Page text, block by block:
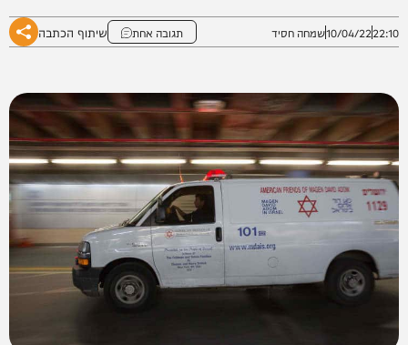
22:10
10/04/22שמחה חסיד תגובה אחת שיתוף הכתבה